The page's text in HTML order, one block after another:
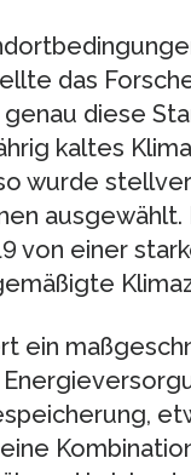
das
diese
kaltes
wurde
ausgewählt.
von einer
ein